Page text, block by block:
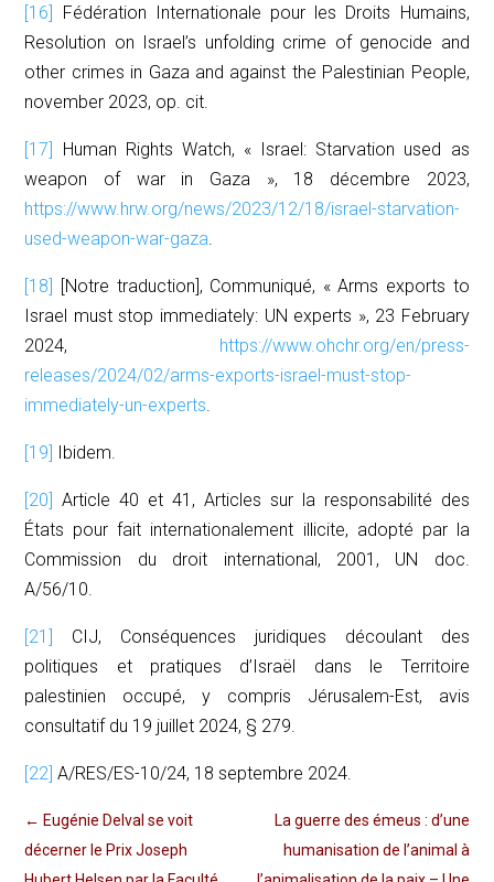
[16]
Fédération Internationale pour les Droits Humains,
Resolution on Israel’s unfolding crime of genocide and
other crimes in Gaza and against the Palestinian People,
november 2023, op. cit.
[17]
Human Rights Watch, « Israel: Starvation used as
weapon of war in Gaza », 18 décembre 2023,
https://www.hrw.org/news/2023/12/18/israel-starvation-
used-weapon-war-gaza.
[18] [Notre traduction], Communiqué, « Arms exports to
Israel must stop immediately: UN experts », 23 February
2024, https://www.ohchr.org/en/press-
releases/2024/02/arms-exports-israel-must-stop-
immediately-un-experts.
[19] Ibidem.
[20] Article 40 et 41, Articles sur la responsabilité des
États pour fait internationalement illicite, adopté par la
Commission du droit international, 2001, UN doc.
A/56/10.
[21] CIJ, Conséquences juridiques découlant des
politiques et pratiques d’Israël dans le Territoire
palestinien occupé, y compris Jérusalem-Est, avis
consultatif du 19 juillet 2024, § 279.
[22] A/RES/ES-10/24, 18 septembre 2024.
← Eugénie Delval se voit
décerner le Prix Joseph
La guerre des émeus : d’une
humanisation de l’animal à